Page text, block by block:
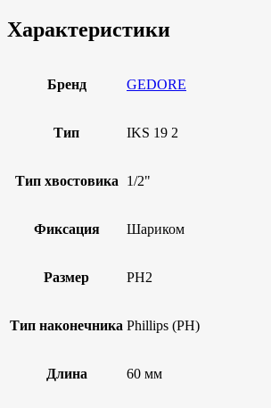
Характеристики
Бренд GEDORE
Тип IKS 19 2
Тип хвостовика 1/2"
Фиксация Шариком
Размер PH2
Тип наконечника Phillips (PH)
Длина 60 мм